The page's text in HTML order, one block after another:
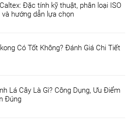
Đặc tính kỹ thuật, phân loại ISO
và hướng dẫn lựa chọn
Có Tốt Không? Đánh Giá Chi Tiết
Lá Cây Là Gì? Công Dụng, Ưu Điểm
Đúng